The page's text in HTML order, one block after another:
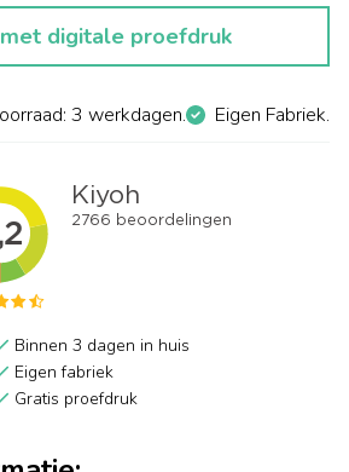
digitale proefdruk
3 werkdagen. Eigen Fabriek.
Binnen 3 dagen in huis
Eigen fabriek
Gratis proefdruk